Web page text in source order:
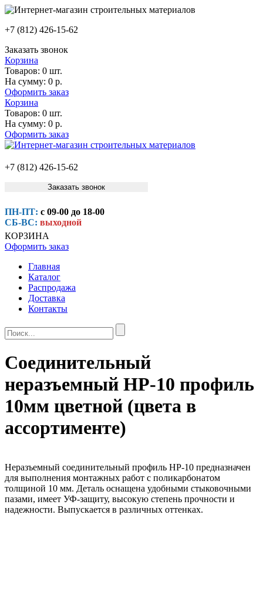
+7 (812) 426-15-62
Заказать звонок
Корзина
Товаров: 0 шт.
На сумму: 0 р.
Оформить заказ
Корзина
Товаров: 0 шт.
На сумму: 0 р.
Оформить заказ
+7 (812) 426-15-62
Заказать звонок
ПН-ПТ: с 09-00 до 18-00
СБ-ВС: выходной
КОРЗИНА
Оформить заказ
Главная
Каталог
Распродажа
Доставка
Контакты
Соединительный
неразъемный HP-10 профиль
10мм цветной (цвета в
ассортименте)
Неразъемный соединительный профиль HP-10 предназначен
для выполнения монтажных работ с поликарбонатом
толщиной 10 мм. Деталь оснащена удобными стыковочными
пазами, имеет УФ-защиту, высокую степень прочности и
надежности. Выпускается в различных оттенках.